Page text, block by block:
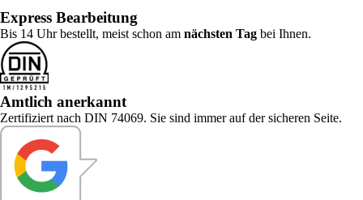
Express Bearbeitung
Bis 14 Uhr bestellt, meist schon am nächsten Tag bei Ihnen.
Amtlich anerkannt
Zertifiziert nach DIN 74069. Sie sind immer auf der sicheren Seite.